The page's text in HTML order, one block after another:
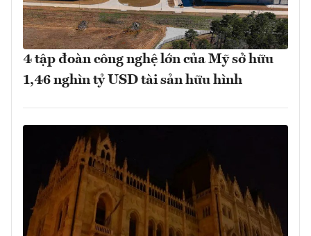
4 tập đoàn công nghệ lớn của Mỹ sở hữu
1,46 nghìn tỷ USD tài sản hữu hình